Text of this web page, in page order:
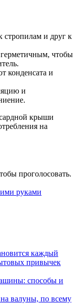
стропилам и друг к
чтобы
конденсата и
и
крыши
на
проголосовать.
руками
каждый
привычек
способы и
валуны, по всему